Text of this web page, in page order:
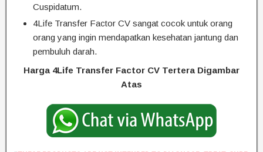
Cuspidatum.
4Life Transfer Factor CV sangat cocok untuk orang
orang yang ingin mendapatkan kesehatan jantung dan
pembuluh darah.
Harga 4Life Transfer Factor CV Tertera Digambar
Atas